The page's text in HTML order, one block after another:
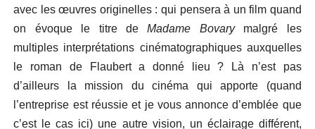
avec les œuvres originelles : qui pensera à un film quand
on évoque le titre deMadame Bovary malgré les
multiples interprétations cinématographiques auxquelles
le roman de Flaubert a donné lieu ? Là n’est pas
d’ailleurs la mission du cinéma qui apporte (quand
l’entreprise est réussie et je vous annonce d’emblée que
c’est le cas ici) une autre vision, un éclairage différent,